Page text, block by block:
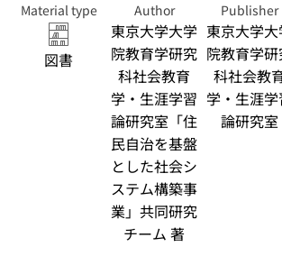
Material type
図書
Author
東京大学大学
院教育学研究
科社会教育
学・生涯学習
論研究室「住
民自治を基盤
とした社会シ
ステム構築事
業」共同研究
チーム 著
Publisher
東京大学大
院教育学
科社会教
学・生涯学
論研究室